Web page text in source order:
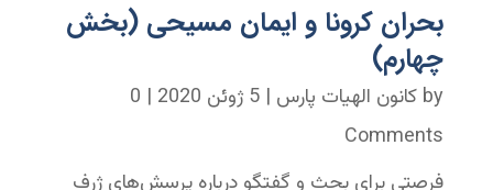
بحران کرونا و ایمان مسیحی (بخش
چهارم)
by کانون الهیات پارس | 5 ژوئن 2020
| 0
Comments
فرصتی برای بحث و گفتگو درباره پرسش‌های ژرف